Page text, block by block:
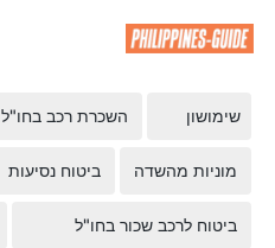
שימושון השכרת רכב בחו"ל
מוניות מהשדה ביטוח נסיעות
ביטוח לרכב שכור בחו"ל